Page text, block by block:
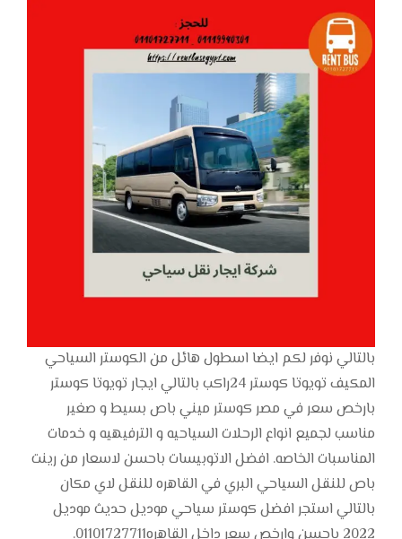
بالتالي نوفر لكم ايضا اسطول هائل من الكوستر السياحي
المكيف تويوتا كوستر 24راكب بالتالي ايجار تويوتا كوستر
بارخص سعر في مصر كوستر ميني باص بسيط و صغير
مناسب لجميع انواع الرحلات السياحيه و الترفيهيه و خدمات
المناسبات الخاصه. افضل الاتوبيسات باحسن لاسعار من رينت
باص للنقل السياحي البري في القاهره للنقل لاي مكان
بالتالي استجر افضل كوستر سياحي موديل حديث موديل